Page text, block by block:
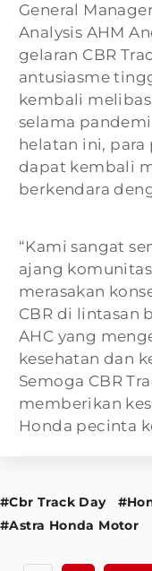
General
Analysis AHM
gelaran CBR
antusiasme
kembali
selama
helatan ini,
dapat kembali
berkendara
“Kami sangat
ajang
merasakan
CBR di lintasan
AHC yang
kesehatan dan
Semoga CBR
memberikan
Honda pecinta
#Cbr Track Day
#Astra Honda Motor